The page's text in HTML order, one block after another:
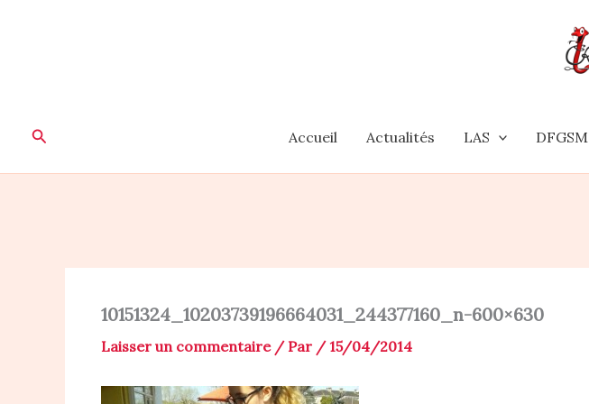
Rechercher Accueil Actualités LAS DFGSM
10151324_10203739196664031_244377160_n-600×630
Laisser un commentaire / Par /15/04/2014